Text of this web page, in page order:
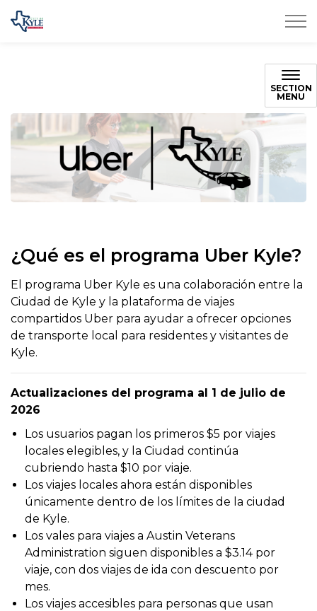
City of Kyle
SECTION
MENU
¿Qué es el programa Uber Kyle?
El programa Uber Kyle es una colaboración entre la
Ciudad de Kyle y la plataforma de viajes
compartidos Uber para ayudar a ofrecer opciones
de transporte local para residentes y visitantes de
Kyle.
Actualizaciones del programa al 1 de julio de
2026
Los usuarios pagan los primeros $5 por viajes
locales elegibles, y la Ciudad continúa
cubriendo hasta $10 por viaje.
Los viajes locales ahora están disponibles
únicamente dentro de los límites de la ciudad
de Kyle.
Los vales para viajes a Austin Veterans
Administration siguen disponibles a $3.14 por
viaje, con dos viajes de ida con descuento por
mes.
Los viajes accesibles para personas que usan